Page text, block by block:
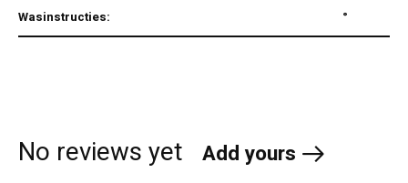
Wasinstructies: °
No reviews yet Add yours